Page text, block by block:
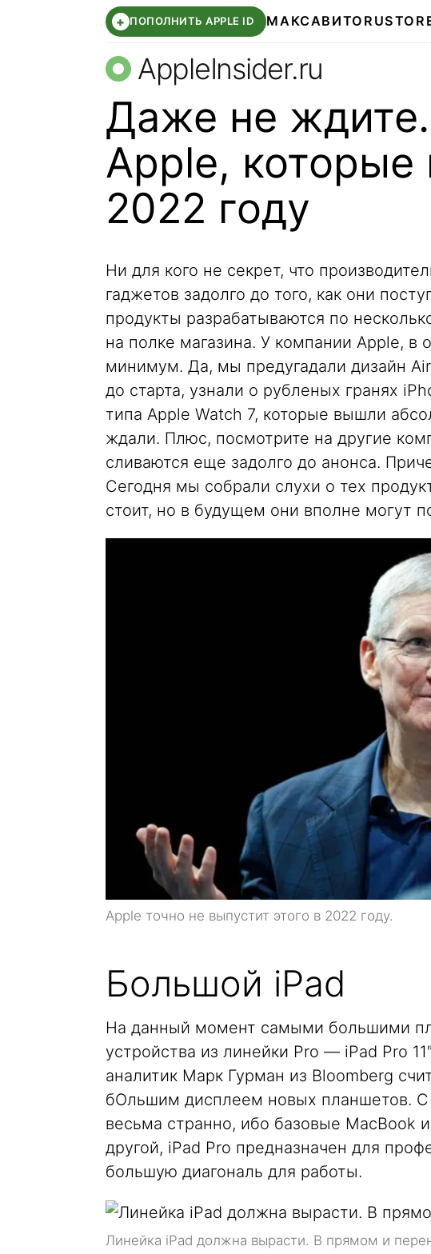
+ ПОПОЛНИТЬ APPLE ID МАКСАВИТО
AppleInsider.ru
Даже не
Apple, которые
2022 году
Ни для кого не секрет, что
гаджетов задолго до того, как они
продукты разрабатываются по
на полке магазина. У компании Apple, в
минимум. Да, мы предугадали дизайн
до старта, узнали о рубленых гранях
типа Apple Watch 7, которые вышли
ждали. Плюс, посмотрите на другие
сливаются еще задолго до анонса.
Сегодня мы собрали слухи о тех
стоит, но в будущем они вполне могут
Apple точно не выпустит этого в 2022 году.
Большой iPad
На данный момент самыми большими
устройства из линейки Pro — iPad Pro
аналитик Марк Гурман из Bloomberg
бОльшим дисплеем новых планшетов. С
весьма странно, ибо базовые MacBook
другой, iPad Pro предназначен для
большую диагональ для работы.
Линейка iPad должна вырасти. В прямом и